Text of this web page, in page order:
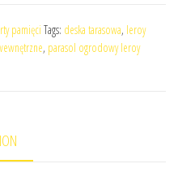
pamięci Tags: deska tarasowa, leroy
, parasol ogrodowy leroy